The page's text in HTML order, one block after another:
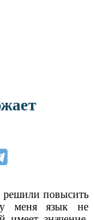
повысить
у меня язык не